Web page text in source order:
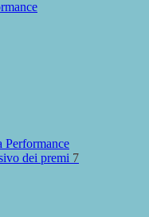
Performance
dei premi 7